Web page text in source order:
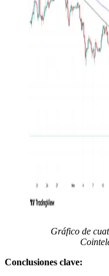
Gráfico de
Conclusiones clave: